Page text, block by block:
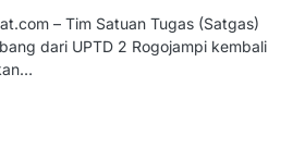
– Tim Satuan Tugas (Satgas)
dari UPTD 2 Rogojampi kembali